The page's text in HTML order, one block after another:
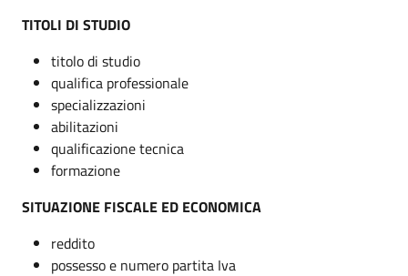
TITOLI DI STUDIO
titolo di studio
qualifica professionale
specializzazioni
abilitazioni
qualificazione tecnica
formazione
SITUAZIONE FISCALE ED ECONOMICA
reddito
possesso e numero partita Iva